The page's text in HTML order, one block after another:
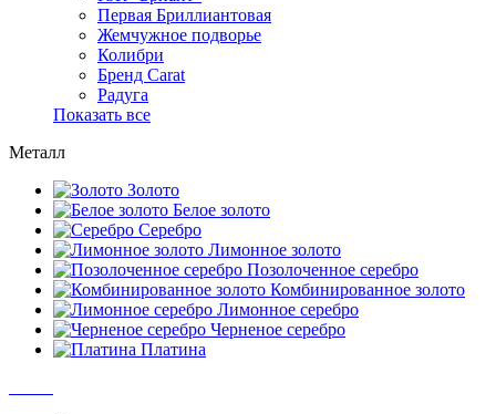
Первая Бриллиантовая
Жемчужное подворье
Колибри
Бренд Carat
Радуга
Показать все
Металл
Золото
Белое золото
Серебро
Лимонное золото
Позолоченное серебро
Комбинированное золото
Лимонное серебро
Черненое серебро
Платина